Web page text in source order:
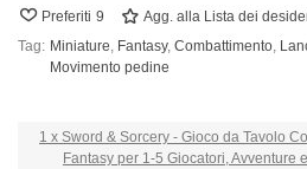
Preferiti 9
Agg. alla Lista dei
Tag: Miniature, Fantasy, Combattimento,
Movimento pedine
1 x Sword & Sorcery - Gioco da Tavolo
Fantasy per 1-5 Giocatori, Avventure